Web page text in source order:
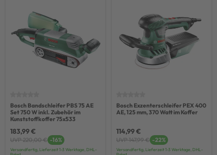
Bosch Bandschleifer PBS 75 AE
Set 750 W inkl. Zubehör im
Kunststoffkoffer 75x533
183,99 €
UVP 220,00 € -16%
Versandfertig, Lieferzeit 1-3 Werktage, DHL-
Bosch Exzenterschleifer PEX 400
AE, 125 mm, 370 Watt im Koffer
114,99 €
UVP 147,99 € -22%
Versandfertig, Lieferzeit 1-3 Werktage, DHL-